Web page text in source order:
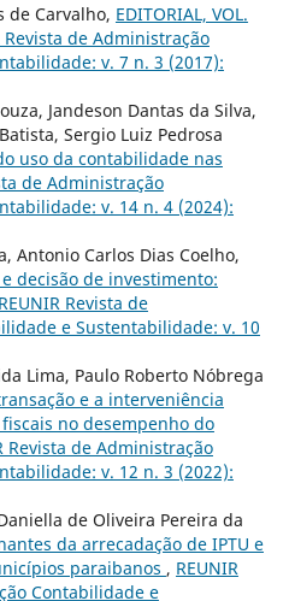
de Carvalho, EDITORIAL, VOL.
Revista de Administração
v. 7 n. 3 (2017):
Jandeson Dantas da Silva,
Sergio Luiz Pedrosa
uso da contabilidade nas
de Administração
v. 14 n. 4 (2024):
Antonio Carlos Dias Coelho,
decisão de investimento:
REUNIR Revista de
e Sustentabilidade: v. 10
Lima, Paulo Roberto Nóbrega
e a interveniência
no desempenho do
Revista de Administração
v. 12 n. 3 (2022):
de Oliveira Pereira da
da arrecadação de IPTU e
paraibanos , REUNIR
Contabilidade e